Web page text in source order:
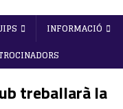
INFORMACIÓ
treballarà la